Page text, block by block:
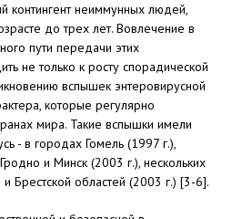
контингент неиммунных людей,
до трех лет. Вовлечение в
пути передачи этих
не только к росту спорадической
вспышек энтеровирусной
которые регулярно
мира. Такие вспышки имели
- в городах Гомель (1997 г.),
и Минск (2003 г.), нескольких
Брестской областей (2003 г.) [3-6].